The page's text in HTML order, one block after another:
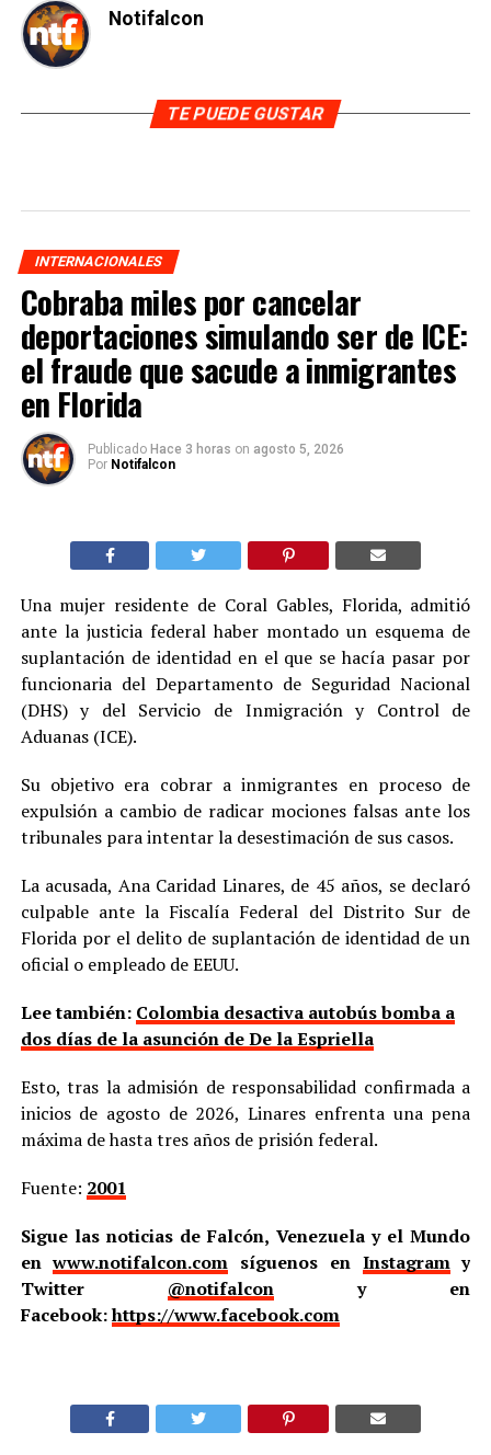
Notifalcon
TE PUEDE GUSTAR
INTERNACIONALES
Cobraba miles por cancelar
deportaciones simulando ser de ICE:
el fraude que sacude a inmigrantes
en Florida
Publicado Hace 3 horas on agosto 5, 2026
Por Notifalcon
Una mujer residente de Coral Gables, Florida, admitió
ante la justicia federal haber montado un esquema de
suplantación de identidad en el que se hacía pasar por
funcionaria del Departamento de Seguridad Nacional
(DHS) y del Servicio de Inmigración y Control de
Aduanas (ICE).
Su objetivo era cobrar a inmigrantes en proceso de
expulsión a cambio de radicar mociones falsas ante los
tribunales para intentar la desestimación de sus casos.
La acusada, Ana Caridad Linares, de 45 años, se declaró
culpable ante la Fiscalía Federal del Distrito Sur de
Florida por el delito de suplantación de identidad de un
oficial o empleado de EEUU.
Lee también: Colombia desactiva autobús bomba a
dos días de la asunción de De la Espriella
Esto, tras la admisión de responsabilidad confirmada a
inicios de agosto de 2026, Linares enfrenta una pena
máxima de hasta tres años de prisión federal.
Fuente: 2001
Sigue las noticias de Falcón, Venezuela y el Mundo
enwww.notifalcon.com síguenos en Instagramy
Twitter @notifalcony en
Facebook:https://www.facebook.com